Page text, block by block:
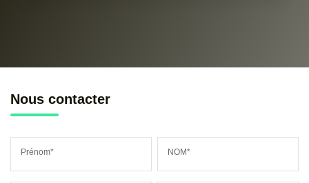
Nous contacter
Prénom* NOM*